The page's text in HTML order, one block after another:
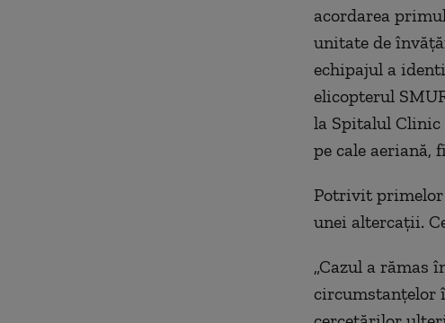
acordarea
unitate de
echipajul a
elicopterul
la Spitalul Clinic
pe cale aeriană,
Potrivit
unei altercaţii.
„Cazul a
circumstanţelor